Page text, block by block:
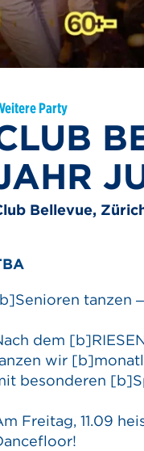
Party
Bellevue,
tanzen
dem
wir
besonderen
Freitag, 11.09